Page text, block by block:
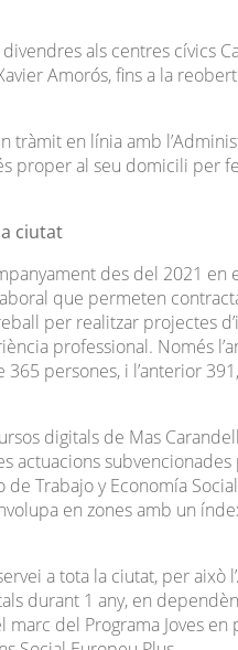
als centres cívics
Amorós, fins a la
tràmit en línia amb
proper al seu domicili per
ciutat
des del 2021
que permeten
per realitzar projectes
professional. Només
persones, i l’anterior
digitals de Mas
actuacions
Trabajo y Economía
en zones amb un
a tota la ciutat, per això
durant 1 any, en
del Programa Joves